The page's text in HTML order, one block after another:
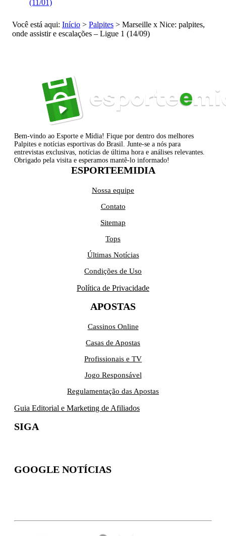
(11/01)
Você está aqui: Início > Palpites > Marseille x Nice: palpites,
onde assistir e escalações – Ligue 1 (14/09)
Bem-vindo ao Esporte e Mídia! Fique por dentro dos melhores
Palpites e notícias esportivas do Brasil. Junte-se a nós para
entrevistas exclusivas, notícias de última hora e análises relevantes.
Obrigado pela visita e esperamos mantê-lo informado!
ESPORTEEMIDIA
Nossa equipe
Contato
Sitemap
Tops
Últimas Notícias
Condições de Uso
Política de Privacidade
APOSTAS
Cassinos Online
Casas de Apostas
Profissionais e TV
Jogo Responsável
Regulamentação das Apostas
Guia Editorial e Marketing de Afiliados
SIGA
GOOGLE NOTÍCIAS